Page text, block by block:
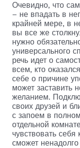
Очевидно, что
– не впадать в
крайней мере, в
вы все же
нужно
универсального
речь идет о
всем, кто
себе о причине
может заставить
желанием.
своих друзей и
с запоем в
отдельной
чувствовать
сможет ненадолго